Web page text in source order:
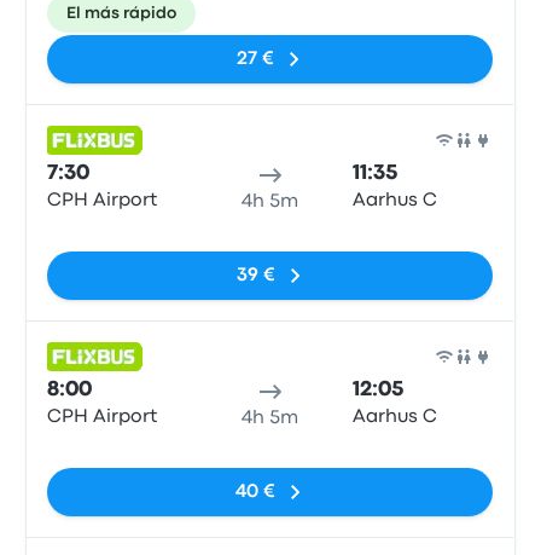
El más rápido
27 €
7:30
CPH Airport 4h 5m
11:35
Aarhus C
39 €
8:00
CPH Airport 4h 5m
12:05
Aarhus C
40 €